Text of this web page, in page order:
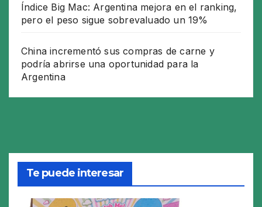
Índice Big Mac: Argentina mejora en el ranking,
pero el peso sigue sobrevaluado un 19%
China incrementó sus compras de carne y
podría abrirse una oportunidad para la
Argentina
Te puede interesar